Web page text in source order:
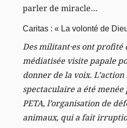
parler de miracle…
Caritas : « La volonté de
Des militant·es ont profité
médiatisée visite papale
donner de la voix. L’action
spectaculaire a été
PETA, l’organisation de
animaux, qui a fait